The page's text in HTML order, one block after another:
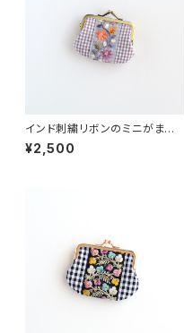
インド刺繍リボンのミニがま
口 チェック
¥2,500